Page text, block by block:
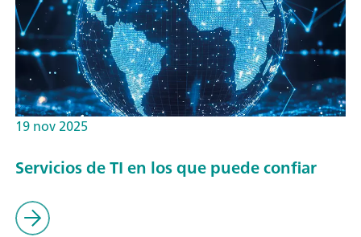
19 nov 2025
Servicios de TI en los que puede confiar